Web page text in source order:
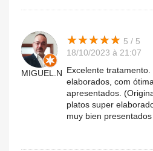
MIGUEL.N
★★★★★
★★★★★ 5 / 5
18/10/2023 à 21:07
Excelente
elaborados, com
apresentados.
platos super
muy bien presentados